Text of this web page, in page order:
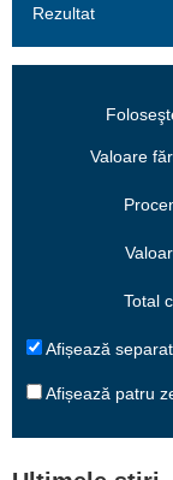
Rezultat
Valoare
Total
Afișează
Afișează patru